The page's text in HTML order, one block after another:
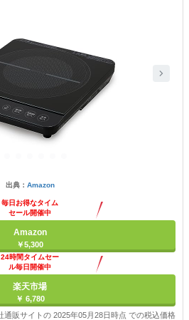
出典： Amazon
毎日お得なタイム
セール開催中
Amazon
￥5,300
24時間タイムセー
ル毎日開催中
楽天市場
￥ 6,780
通販サイトの 2025年05月28日時点 での税込価格